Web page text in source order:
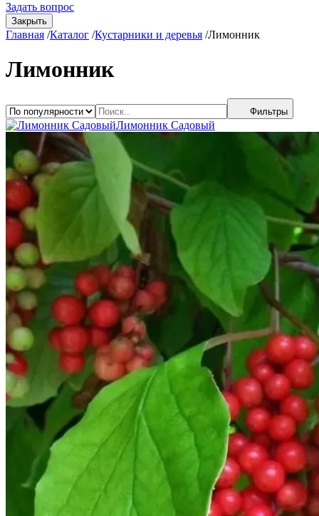
Задать вопрос
Закрыть
Главная /Каталог /Кустарники и деревья /Лимонник
Лимонник
Фильтры
Лимонник Садовый